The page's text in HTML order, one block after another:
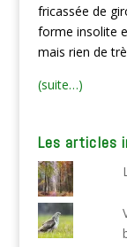
fricassée de
forme insolite
mais rien de
(suite…)
Les articles